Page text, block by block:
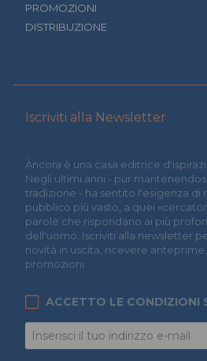
PROMOZIONI
DISTRIBUZIONE
Iscriviti alla Newsletter
Àncora è una casa editrice
Negli ultimi anni - pur
tradizione - ha sentito l'esigenza di
pubblico più vasto, a quei
parole che rispondano ai più
dell'uomo. Iscriviti alla newsletter
novità in uscita, ricevere
promozioni.
ACCETTO LE CONDIZIONI